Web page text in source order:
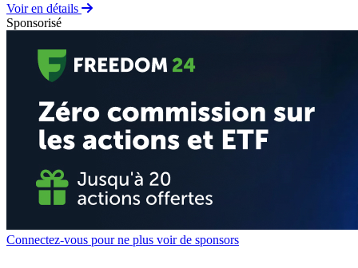
Voir en détails
Sponsorisé
Connectez-vous pour ne plus voir de sponsors